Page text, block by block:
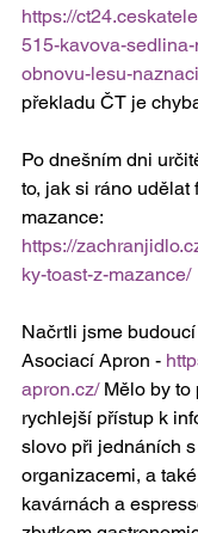
https://
515-kavova-
obnovu-lesu-
překladu ČT je
Po dnešním dni
to, jak si ráno udělat
mazance:
https://
ky-toast-z-mazance/
Načrtli jsme
Asociací Apron -
apron.cz/ Mělo by to
rychlejší přístup k
slovo při jednáních
organizacemi, a
kavárnách a